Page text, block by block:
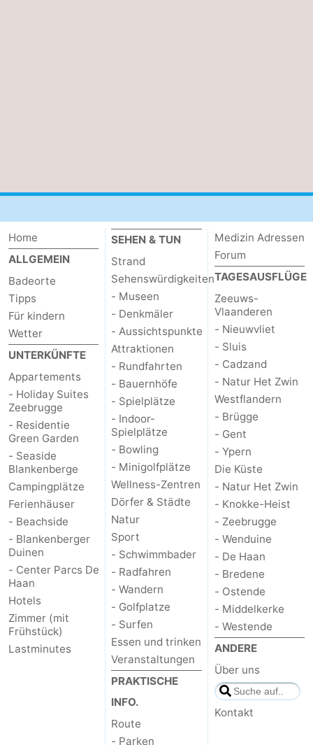
Home
ALLGEMEIN
Badeorte
Tipps
Für kindern
Wetter
UNTERKÜNFTE
Appartements
- Holiday Suites
Zeebrugge
- Residentie
Green Garden
- Seaside
Blankenberge
Campingplätze
Ferienhäuser
- Beachside
- Blankenberger
Duinen
- Center Parcs De
Haan
Hotels
Zimmer (mit
Frühstück)
Lastminutes
SEHEN & TUN
Strand
Sehenswürdigkeiten
- Museen
- Denkmäler
- Aussichtspunkte
Attraktionen
- Rundfahrten
- Bauernhöfe
- Spielplätze
- Indoor-
Spielplätze
- Bowling
- Minigolfplätze
Wellness-Zentren
Dörfer & Städte
Natur
Sport
- Schwimmbader
- Radfahren
- Wandern
- Golfplatze
- Surfen
Essen und trinken
Veranstaltungen
PRAKTISCHE
INFO.
Route
- Parken
Medizin Adressen
Forum
TAGESAUSFLÜGE
Zeeuws-
Vlaanderen
- Nieuwvliet
- Sluis
- Cadzand
- Natur Het Zwin
Westflandern
- Brügge
- Gent
- Ypern
Die Küste
- Natur Het Zwin
- Knokke-Heist
- Zeebrugge
- Wenduine
- De Haan
- Bredene
- Ostende
- Middelkerke
- Westende
ANDERE
Über uns
Kontakt